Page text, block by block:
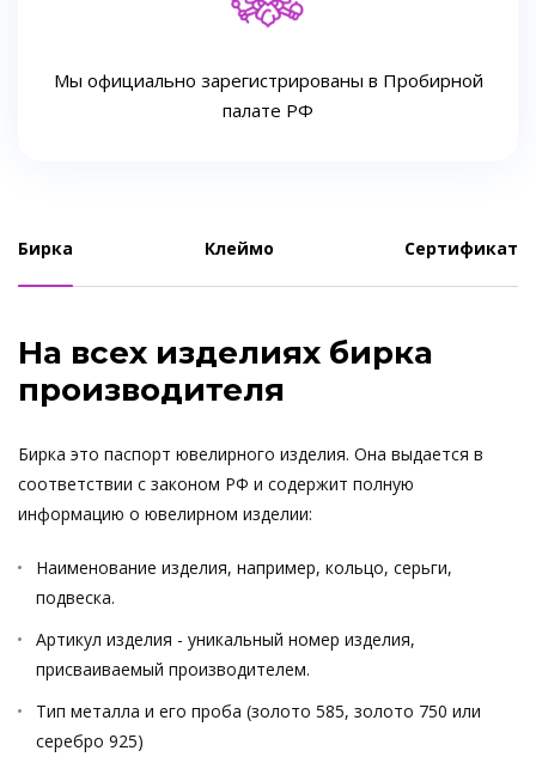
Мы официально зарегистрированы в Пробирной
палате РФ
Бирка Клеймо Сертификат
На всех изделиях бирка
производителя
Бирка это паспорт ювелирного изделия. Она выдается в
соответствии с законом РФ и содержит полную
информацию о ювелирном изделии:
Наименование изделия, например, кольцо, серьги,
подвеска.
Артикул изделия - уникальный номер изделия,
присваиваемый производителем.
Тип металла и его проба (золото 585, золото 750 или
серебро 925)